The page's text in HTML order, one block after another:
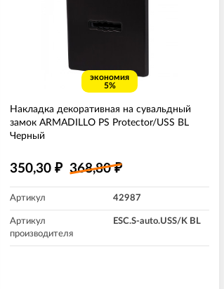
экономия
5%
Накладка декоративная на сувальдный
замок ARMADILLO PS Protector/USS BL
Черный
350,30 ₽ 368,80₽
Артикул 42987
Артикул
производителя
ESC.S-auto.USS/K BL